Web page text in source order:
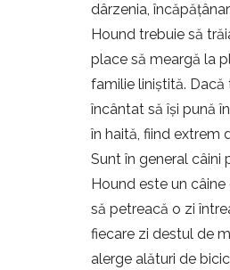
dârzenia,
Hound trebuie să
place să meargă la
familie liniștită.
încântat să își pună
în haită, fiind extrem
Sunt în general câini
Hound este un
să petreacă o zi
fiecare zi destul de
alerge alături de